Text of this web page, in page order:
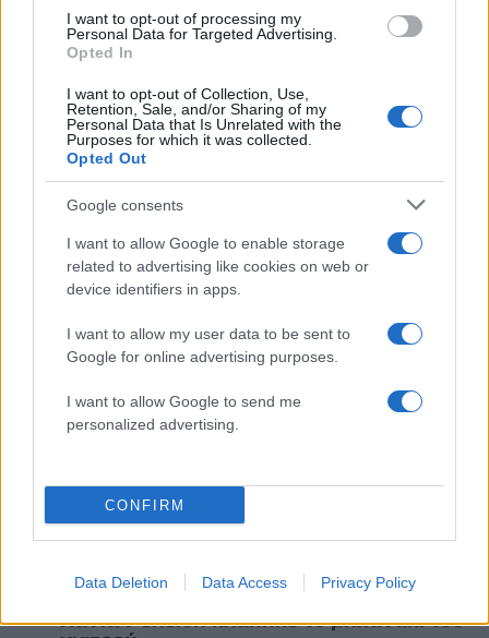
I want to opt-out of processing my
Personal Data for Targeted Advertising.
Opted In
I want to opt-out of Collection, Use,
Retention, Sale, and/or Sharing of my
Personal Data that Is Unrelated with the
Purposes for which it was collected.
Opted Out
Google consents
I want to allow Google to enable storage
related to advertising like cookies on web or
device identifiers in apps.
I want to allow my user data to be sent to
Google for online advertising purposes.
I want to allow Google to send me
personalized advertising.
CONFIRM
Data Deletion Data Access Privacy Policy
Φωτιά σε κατάστημα στον Άλιμο –
Εκκενώθηκε πολυκατοικία
και δολοφονούσε ιερόδουλες – Είχε
συλληφθεί και αφέθηκε ελεύθερος
Με 40άρια κορυφώνεται το κύμα ζέστης -
Ποιες περιοχές βρίσκονται στο επίκεντρο
και μέχρι πότε θα κρατήσουν τα μελτέμια
Πιο σχολιασμένα
να απολογηθεί την Τρίτη – «Είναι αθώα,
συμμετείχε στη διαδήλωση όπως και
100.000 άτομα»
Βγήκαν ξανά τα μαχαίρια στην Ελπίδα
για τη Δημοκρατία: «Καρυστιανού,
Γρατσία και Γαλανός μετέτρεψαν το
76 Μεταφορές χρημάτων: Πότε μπορεί να
θεωρηθούν δωρεές και να επιβληθεί
φόρος – Τι ισχυεί για τις γονικές παροχές
Aναστέλλονται τα τακτικά ραντεβού του
Χανίων επειδή κλάπηκε το μηχανάκι του